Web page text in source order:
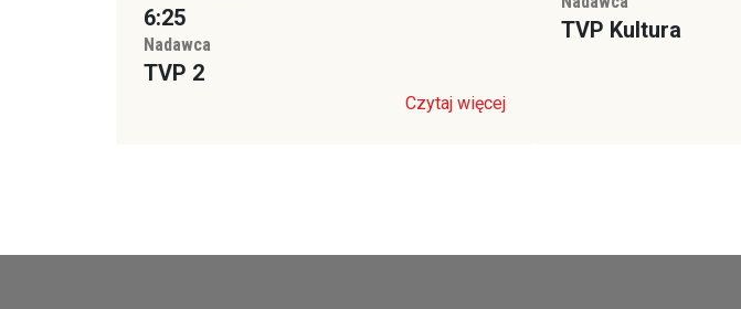
6:25
Nadawca
TVP 2
Czytaj więcej
TVP Kultura